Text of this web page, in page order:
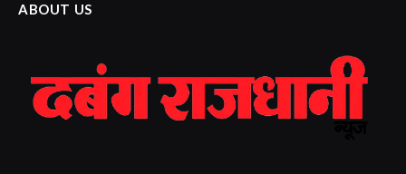
ABOUT US